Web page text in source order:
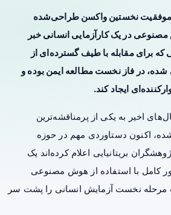
موفقیت نخستین واکسن طراحی‌شده
در یک کارآزمایی انسانی خبر
که برای مقابله با طیف گسترده‌ای از
در فاز نخست مطالعه ایمن بوده و
ایجاد کند.
اخیر به یکی از پرمناقشه‌ترین
اکنون دستاوردی مهم در حوزه
بریتانیایی اعلام کرده‌اند یک
کامل با استفاده از هوش مصنوعی
مرحله نخست آزمایش انسانی را پشت سر